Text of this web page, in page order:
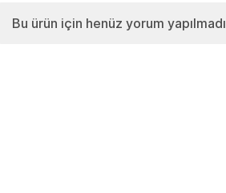
Bu ürün için henüz yorum yapılmadı